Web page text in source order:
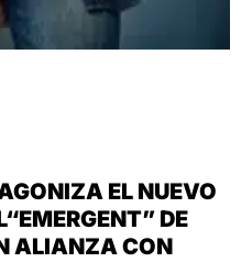
EL NUEVO
DE
ALIANZA CON